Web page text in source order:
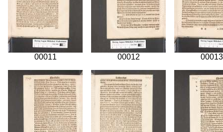
00011 00012 00013